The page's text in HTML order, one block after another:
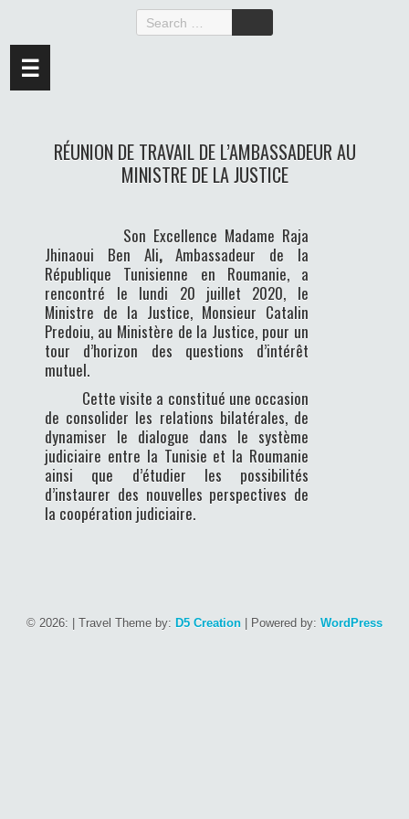
☰
RÉUNION DE TRAVAIL DE L’AMBASSADEUR AU
MINISTRE DE LA JUSTICE
Son Excellence Madame Raja
Jhinaoui Ben Ali, Ambassadeur de la
République Tunisienne en Roumanie, a
rencontré le lundi 20 juillet 2020, le
Ministre de la Justice, Monsieur Catalin
Predoiu, au Ministère de la Justice, pour un
tour d’horizon des questions d’intérêt
mutuel.
Cette visite a constitué une occasion
de consolider les relations bilatérales, de
dynamiser le dialogue dans le système
judiciaire entre la Tunisie et la Roumanie
ainsi que d’étudier les possibilités
d’instaurer des nouvelles perspectives de
la coopération judiciaire.
© 2026: | Travel Theme by: D5 Creation | Powered by: WordPress